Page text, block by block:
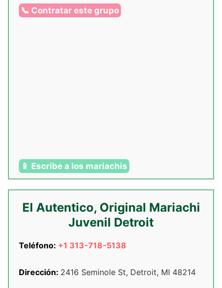
📞 Contratar este grupo
📱 Escribe a los mariachis
El Autentico, Original Mariachi
Juvenil Detroit
Teléfono: +1 313-718-5138
Dirección: 2416 Seminole St, Detroit, MI 48214